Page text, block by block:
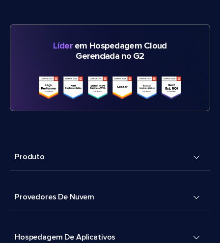
Líderem Hospedagem Cloud
Gerenciada no G2
Produto
Provedores De Nuvem
Hospedagem De Aplicativos